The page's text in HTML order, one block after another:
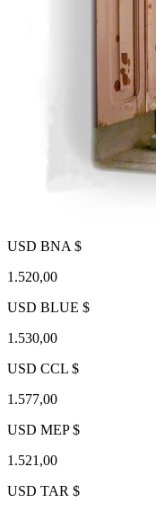
USD BNA $
1.520,00
USD BLUE $
1.530,00
USD CCL $
1.577,00
USD MEP $
1.521,00
USD TAR $